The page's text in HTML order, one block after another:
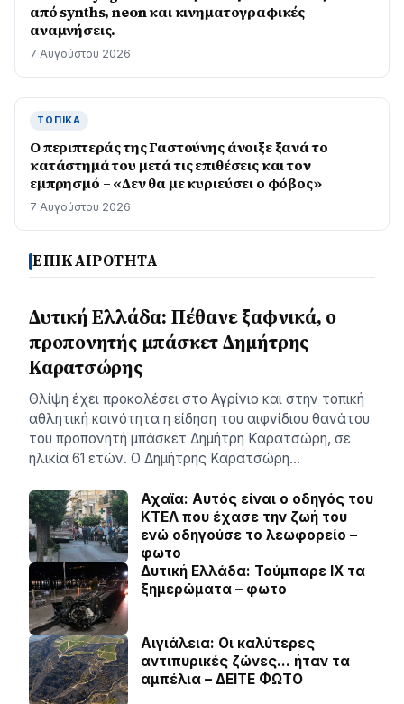
από synths, neon και κινηματογραφικές
αναμνήσεις.
7 Αυγούστου 2026
ΤΟΠΙΚΆ
Ο περιπτεράς της Γαστούνης άνοιξε ξανά το
κατάστημά του μετά τις επιθέσεις και τον
εμπρησμό – «Δεν θα με κυριεύσει ο φόβος»
7 Αυγούστου 2026
ΕΠΙΚΑΙΡΟΤΗΤΑ
Δυτική Ελλάδα: Πέθανε ξαφνικά, ο
προπονητής μπάσκετ Δημήτρης
Καρατσώρης
Θλίψη έχει προκαλέσει στο Αγρίνιο και στην τοπική
αθλητική κοινότητα η είδηση του αιφνίδιου θανάτου
του προπονητή μπάσκετ Δημήτρη Καρατσώρη, σε
ηλικία 61 ετών. Ο Δημήτρης Καρατσώρη…
Αχαϊα: Αυτός είναι ο οδηγός του
ΚΤΕΛ που έχασε την ζωή του
ενώ οδηγούσε το λεωφορείο –
φωτο
Δυτική Ελλάδα: Τούμπαρε ΙΧ τα
ξημερώματα – φωτο
Αιγιάλεια: Οι καλύτερες
αντιπυρικές ζώνες… ήταν τα
αμπέλια – ΔΕΙΤΕ ΦΩΤΟ